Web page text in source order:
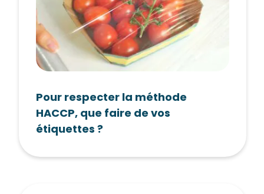
Pour respecter la méthode
HACCP, que faire de vos
étiquettes ?